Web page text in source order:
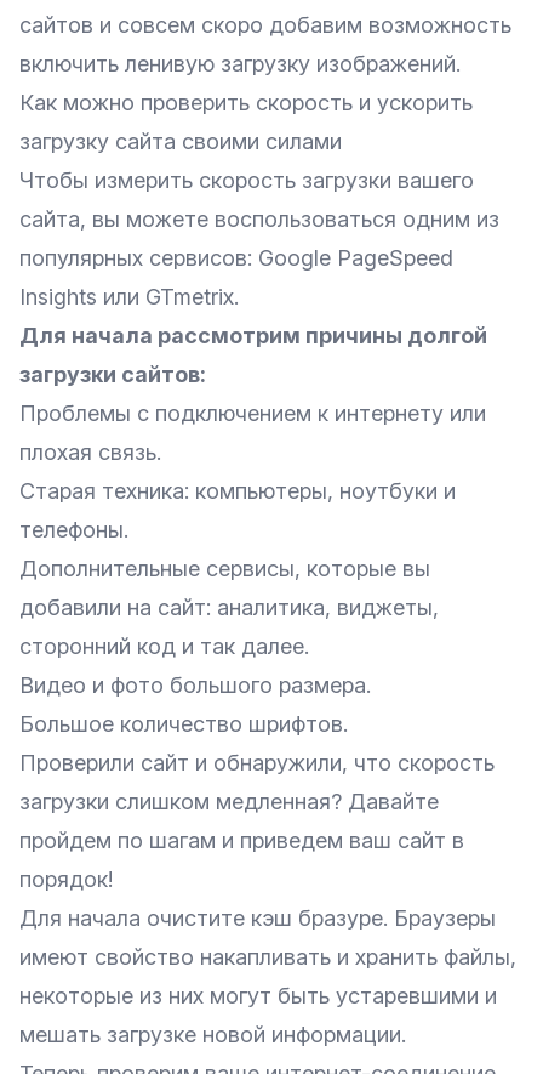
сайтов и совсем скоро добавим возможность
включить ленивую загрузку изображений.
Как можно проверить скорость и ускорить
загрузку сайта своими силами
Чтобы измерить скорость загрузки вашего
сайта, вы можете воспользоваться одним из
популярных сервисов: Google PageSpeed
Insights или GTmetrix.
Для начала рассмотрим причины долгой
загрузки сайтов:
Проблемы с подключением к интернету или
плохая связь.
Старая техника: компьютеры, ноутбуки и
телефоны.
Дополнительные сервисы, которые вы
добавили на сайт: аналитика, виджеты,
сторонний код и так далее.
Видео и фото большого размера.
Большое количество шрифтов.
Проверили сайт и обнаружили, что скорость
загрузки слишком медленная? Давайте
пройдем по шагам и приведем ваш сайт в
порядок!
Для начала очистите кэш бразуре. Браузеры
имеют свойство накапливать и хранить файлы,
некоторые из них могут быть устаревшими и
мешать загрузке новой информации.